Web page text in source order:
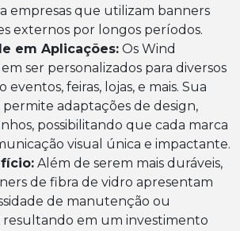
empresas que utilizam banners
externos por longos períodos.
em Aplicações: Os Wind
ser personalizados para diversos
eventos, feiras, lojas, e mais. Sua
adaptações de design,
possibilitando que cada marca
visual única e impactante.
Além de serem mais duráveis,
de fibra de vidro apresentam
de manutenção ou
resultando em um investimento